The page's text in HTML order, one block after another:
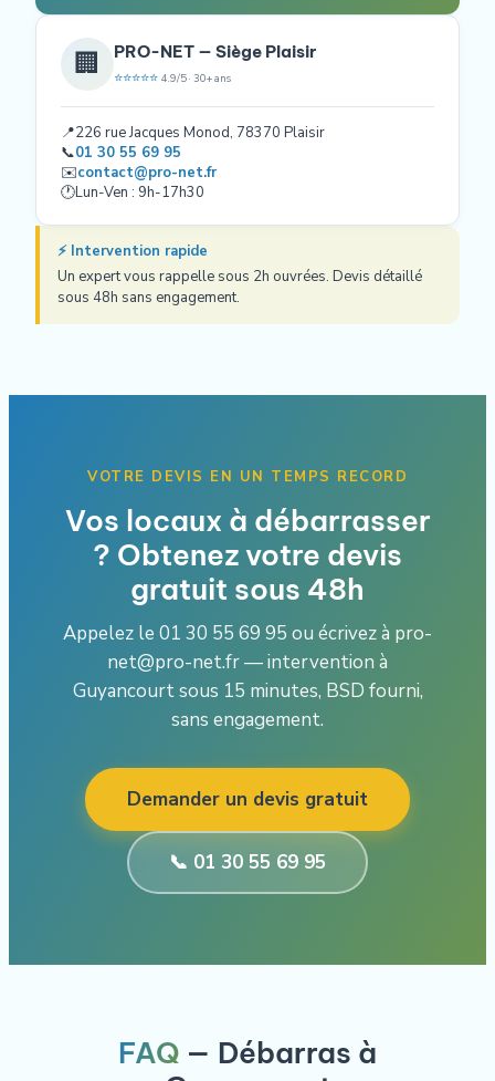
🏢 PRO-NET — Siège Plaisir
⭐⭐⭐⭐⭐ 4.9/5 · 30+ ans
📍226 rue Jacques Monod, 78370 Plaisir
📞01 30 55 69 95
✉️contact@pro-net.fr
🕐Lun-Ven : 9h-17h30
⚡ Intervention rapide
Un expert vous rappelle sous 2h ouvrées. Devis détaillé
sous 48h sans engagement.
VOTRE DEVIS EN UN TEMPS RECORD
Vos locaux à débarrasser
? Obtenez votre devis
gratuit sous 48h
Appelez le 01 30 55 69 95 ou écrivez à pro-
net@pro-net.fr — intervention à
Guyancourt sous 15 minutes, BSD fourni,
sans engagement.
Demander un devis gratuit
📞 01 30 55 69 95
FAQ — Débarras à